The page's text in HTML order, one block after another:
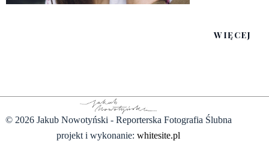
WIĘCEJ
© 2026 Jakub Nowotyński - Reporterska Fotografia Ślubna
projekt i wykonanie:whitesite.pl